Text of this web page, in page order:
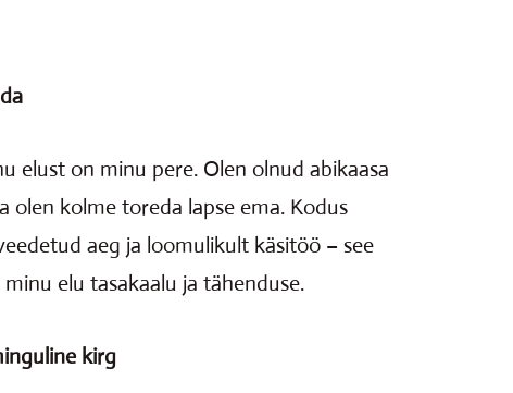
elust on minu pere. Olen olnud abikaasa
olen kolme toreda lapse ema. Kodus
aeg ja loomulikult käsitöö – see
elu tasakaalu ja tähenduse.
kirg